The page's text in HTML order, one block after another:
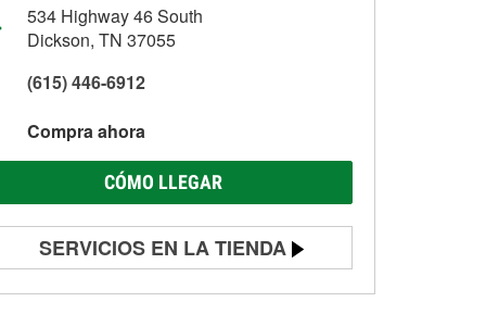
534 Highway 46 South
Dickson, TN 37055
(615) 446-6912
Compra ahora
CÓMO LLEGAR
SERVICIOS EN LA TIENDA
Prueba de batería